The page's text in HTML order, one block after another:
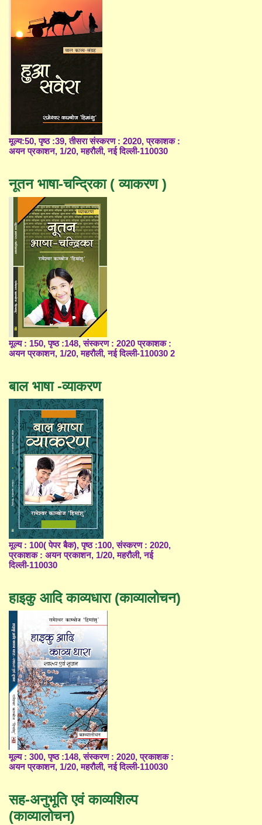
मूल्य:50, पृष्ठ :39, तीसरा संस्करण : 2020, प्रकाशक :
अयन प्रकाशन, 1/20, महरौली, नई दिल्ली-110030
नूतन भाषा-चन्द्रिका ( व्याकरण )
मूल्य : 150, पृष्ठ :148, संस्करण : 2020 प्रकाशक :
अयन प्रकाशन, 1/20, महरौली, नई दिल्ली-110030 2
बाल भाषा -व्याकरण
मूल्य : 100( पेपर बैक), पृष्ठ :100, संस्करण : 2020,
प्रकाशक : अयन प्रकाशन, 1/20, महरौली, नई
दिल्ली-110030
हाइकु आदि काव्यधारा (काव्यालोचन)
मूल्य : 300, पृष्ठ :148, संस्करण : 2020, प्रकाशक :
अयन प्रकाशन, 1/20, महरौली, नई दिल्ली-110030
सह-अनुभूति एवं काव्यशिल्प
(काव्यालोचन)